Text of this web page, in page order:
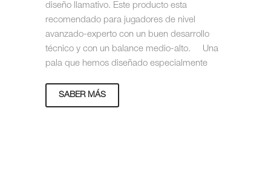
diseño llamativo. Este producto esta
recomendado para jugadores de nivel
avanzado-experto con un buen desarrollo
técnico y con un balance medio-alto. Una
pala que hemos diseñado especialmente
SABER MÁS